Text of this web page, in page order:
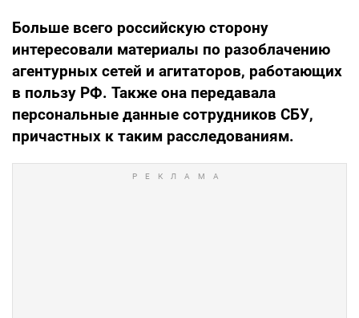
Больше всего российскую сторону
интересовали материалы по разоблачению
агентурных сетей и агитаторов, работающих
в пользу РФ. Также она передавала
персональные данные сотрудников СБУ,
причастных к таким расследованиям.